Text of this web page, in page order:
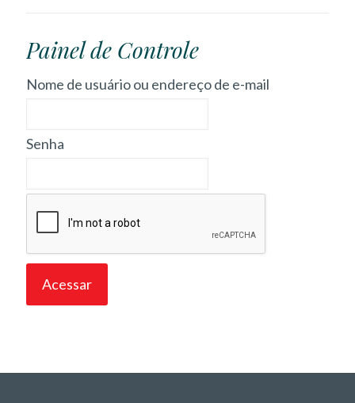
Painel de Controle
Nome de usuário ou endereço de e-mail
Senha